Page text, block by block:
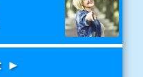
►